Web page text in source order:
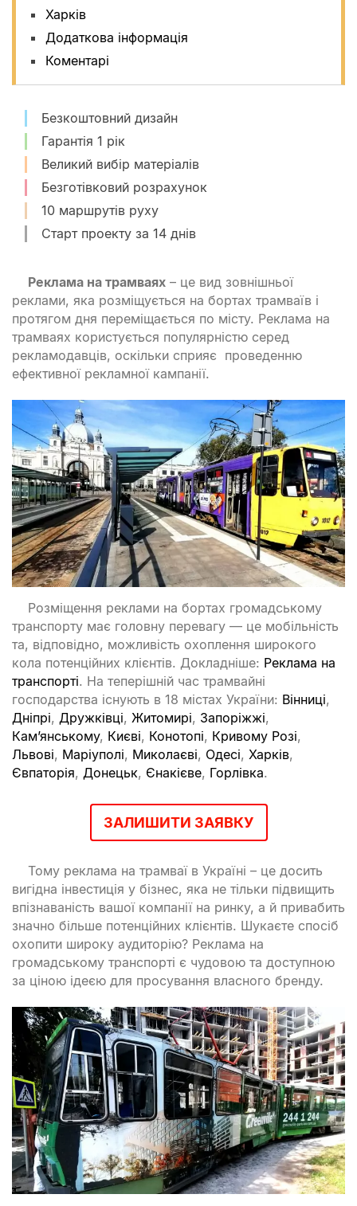
Харків
Додаткова інформація
Коментарі
Безкоштовний дизайн
Гарантія 1 рік
Великий вибір матеріалів
Безготівковий розрахунок
10 маршрутів руху
Старт проекту за 14 днів
Реклама на трамваях – це вид зовнішньої
реклами, яка розміщується на бортах трамваїв і
протягом дня переміщається по місту. Реклама на
трамваях користується популярністю серед
рекламодавців, оскільки сприяє проведенню
ефективної рекламної кампанії.
Розміщення реклами на бортах громадському
транспорту має головну перевагу — це мобільність
та, відповідно, можливість охоплення широкого
кола потенційних клієнтів. Докладніше: Реклама на
транспорті. На теперішній час трамвайні
господарства існують в 18 містах України: Вінниці,
Дніпрі, Дружківці, Житомирі, Запоріжжі,
Кам’янському, Києві, Конотопі, Кривому Розі,
Львові, Маріуполі, Миколаєві, Одесі, Харків,
Євпаторія, Донецьк, Єнакієве, Горлівка.
ЗАЛИШИТИ ЗАЯВКУ
Тому реклама на трамваї в Україні – це досить
вигідна інвестиція у бізнес, яка не тільки підвищить
впізнаваність вашої компанії на ринку, а й привабить
значно більше потенційних клієнтів. Шукаєте спосіб
охопити широку аудиторію? Реклама на
громадському транспорті є чудовою та доступною
за ціною ідеєю для просування власного бренду.